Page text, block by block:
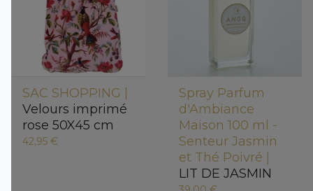
SAC SHOPPING |
Velours imprimé
rose 50X45 cm
42,95 €
Spray Parfum
d'Ambiance
Maison 100 ml -
Senteur Jasmin
et Thé Poivré |
LIT DE JASMIN